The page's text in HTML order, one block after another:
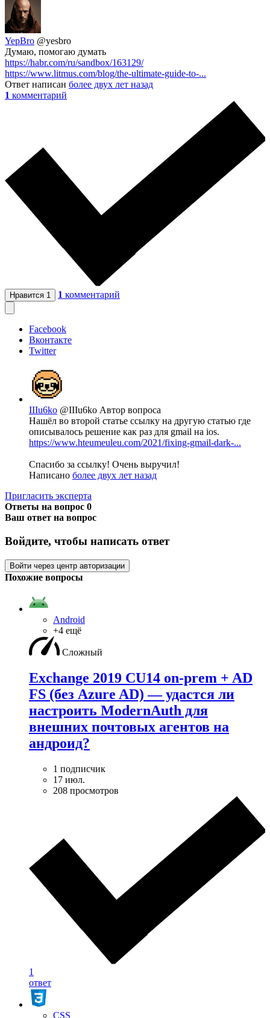
YepBro @yesbro
Думаю, помогаю думать
https://habr.com/ru/sandbox/163129/
https://www.litmus.com/blog/the-ultimate-guide-to-...
Ответ написан более двух лет назад
1 комментарий
Нравится 1 1 комментарий
Facebook
Вконтакте
Twitter
IIIu6ko @IIIu6ko Автор вопроса
Нашёл во второй статье ссылку на другую статью где
описывалось решение как раз для gmail на ios.
https://www.hteumeuleu.com/2021/fixing-gmail-dark-...
Спасибо за ссылку! Очень выручил!
Написано более двух лет назад
Пригласить эксперта
Ответы на вопрос 0
Ваш ответ на вопрос
Войдите, чтобы написать ответ
Войти через центр авторизации
Похожие вопросы
Android
+4 ещё
Сложный
Exchange 2019 CU14 on-prem + AD
FS (без Azure AD) — удаcтся ли
настроить ModernAuth для
внешних почтовых агентов на
андроид?
1 подписчик
17 июл.
208 просмотров
1
ответ
CSS